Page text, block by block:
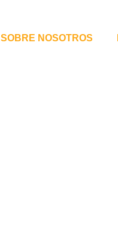
SOBRE NOSOTROS